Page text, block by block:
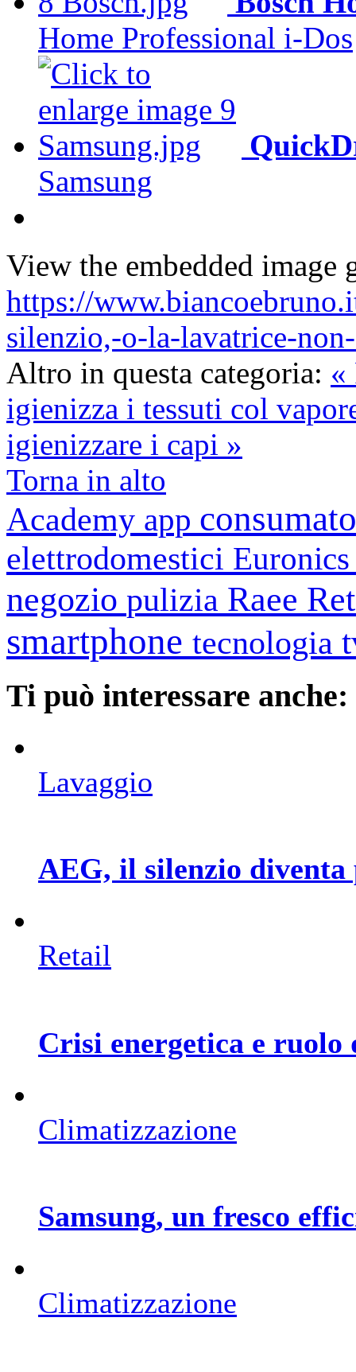
Home Professional i-Dos
Samsung
View the embedded image
https://
silenzio,-o-la-lavatrice-
Altro in questa categoria: «
igienizza i tessuti col
igienizzare i capi »
Torna in alto
Academy app
elettrodomestici
negozio pulizia Raee
smartphone tecnologia
Ti può interessare anche:
Lavaggio
AEG, il silenzio diventa
Retail
Crisi energetica e ruolo
Climatizzazione
Samsung, un fresco
Climatizzazione